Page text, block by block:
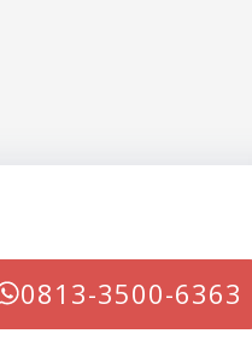
0813-3500-6363